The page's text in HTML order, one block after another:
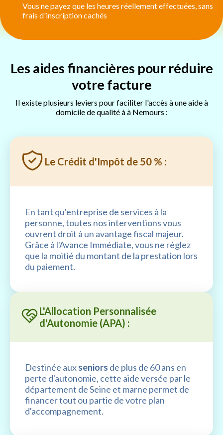
Vous ne payez que les heures réellement effectuées, sans
frais d'inscription cachés
Les aides financières pour réduire
votre facture
Il existe plusieurs leviers pour faciliter l'accès à une aide à
domicile de qualité à à Nemours :
Le Crédit d'Impôt de 50 % :
En tant qu'entreprise de services à la
personne, toutes nos interventions vous
ouvrent droit à un avantage fiscal majeur.
Grâce à l'Avance Immédiate, vous ne réglez
que la moitié du montant de la prestation lors
du paiement.
L'Allocation Personnalisée
d'Autonomie (APA) :
Destinée auxseniors de plus de 60 ans en
perte d'autonomie, cette aide versée par le
département de Seine et marne permet de
financer tout ou partie de votre plan
d'accompagnement.